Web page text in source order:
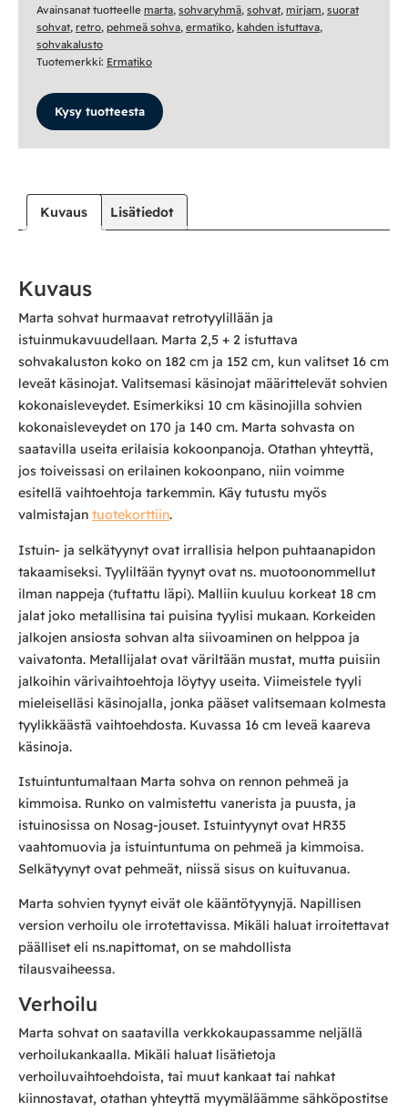
Avainsanat tuotteelle marta, sohvaryhmä, sohvat, mirjam, suorat
sohvat, retro, pehmeä sohva, ermatiko, kahden istuttava,
sohvakalusto
Tuotemerkki: Ermatiko
Kysy tuotteesta
Kuvaus Lisätiedot
Kuvaus
Marta sohvat hurmaavat retrotyylillään ja
istuinmukavuudellaan. Marta 2,5 + 2 istuttava
sohvakaluston koko on 182 cm ja 152 cm, kun valitset 16 cm
leveät käsinojat. Valitsemasi käsinojat määrittelevät sohvien
kokonaisleveydet. Esimerkiksi 10 cm käsinojilla sohvien
kokonaisleveydet on 170 ja 140 cm. Marta sohvasta on
saatavilla useita erilaisia kokoonpanoja. Otathan yhteyttä,
jos toiveissasi on erilainen kokoonpano, niin voimme
esitellä vaihtoehtoja tarkemmin. Käy tutustu myös
valmistajan tuotekorttiin.
Istuin- ja selkätyynyt ovat irrallisia helpon puhtaanapidon
takaamiseksi. Tyyliltään tyynyt ovat ns. muotoonommellut
ilman nappeja (tuftattu läpi). Malliin kuuluu korkeat 18 cm
jalat joko metallisina tai puisina tyylisi mukaan. Korkeiden
jalkojen ansiosta sohvan alta siivoaminen on helppoa ja
vaivatonta. Metallijalat ovat väriltään mustat, mutta puisiin
jalkoihin värivaihtoehtoja löytyy useita. Viimeistele tyyli
mieleiselläsi käsinojalla, jonka pääset valitsemaan kolmesta
tyylikkäästä vaihtoehdosta. Kuvassa 16 cm leveä kaareva
käsinoja.
Istuintuntumaltaan Marta sohva on rennon pehmeä ja
kimmoisa. Runko on valmistettu vanerista ja puusta, ja
istuinosissa on Nosag-jouset. Istuintyynyt ovat HR35
vaahtomuovia ja istuintuntuma on pehmeä ja kimmoisa.
Selkätyynyt ovat pehmeät, niissä sisus on kuituvanua.
Marta sohvien tyynyt eivät ole kääntötyynyjä. Napillisen
version verhoilu ole irrotettavissa. Mikäli haluat irroitettavat
päälliset eli ns.napittomat, on se mahdollista
tilausvaiheessa.
Verhoilu
Marta sohvat on saatavilla verkkokaupassamme neljällä
verhoilukankaalla. Mikäli haluat lisätietoja
verhoiluvaihtoehdoista, tai muut kankaat tai nahkat
kiinnostavat, otathan yhteyttä myymäläämme sähköpostitse